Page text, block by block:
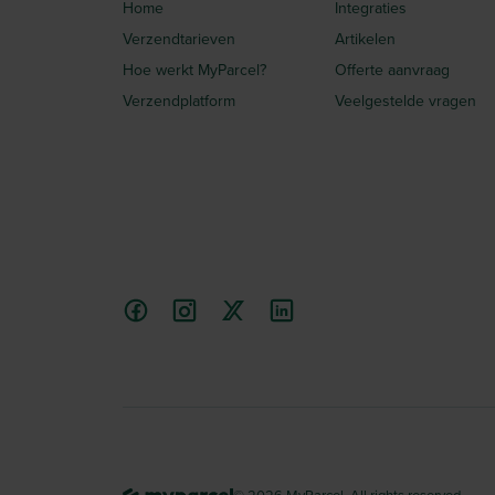
Home
Verzendtarieven
Hoe werkt MyParcel?
Verzendplatform
Integraties
Artikelen
Offerte aanvraag
Veelgestelde vragen